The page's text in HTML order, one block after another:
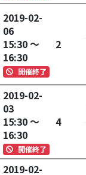
2019-02-
06
15:30 ～
16:30
開催終了
2
2019-02-
03
15:30 ～
16:30
開催終了
4
2019-02-